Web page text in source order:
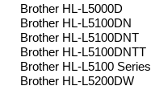
Brother HL-L5000D
Brother HL-L5100DN
Brother HL-L5100DNT
Brother HL-L5100DNTT
Brother HL-L5100 Series
Brother HL-L5200DW